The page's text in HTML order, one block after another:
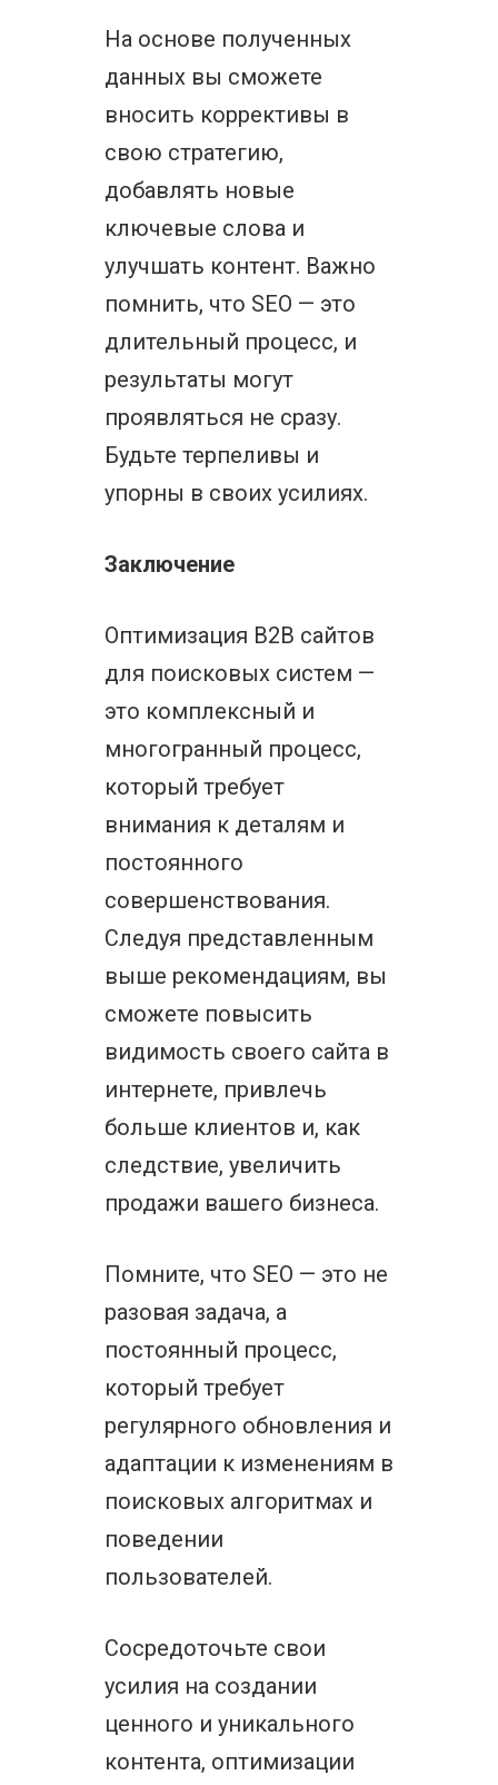
На основе полученных
данных вы сможете
вносить коррективы в
свою стратегию,
добавлять новые
ключевые слова и
улучшать контент. Важно
помнить, что SEO — это
длительный процесс, и
результаты могут
проявляться не сразу.
Будьте терпеливы и
упорны в своих усилиях.
Заключение
Оптимизация B2B сайтов
для поисковых систем —
это комплексный и
многогранный процесс,
который требует
внимания к деталям и
постоянного
совершенствования.
Следуя представленным
выше рекомендациям, вы
сможете повысить
видимость своего сайта в
интернете, привлечь
больше клиентов и, как
следствие, увеличить
продажи вашего бизнеса.
Помните, что SEO — это не
разовая задача, а
постоянный процесс,
который требует
регулярного обновления и
адаптации к изменениям в
поисковых алгоритмах и
поведении
пользователей.
Сосредоточьте свои
усилия на создании
ценного и уникального
контента, оптимизации